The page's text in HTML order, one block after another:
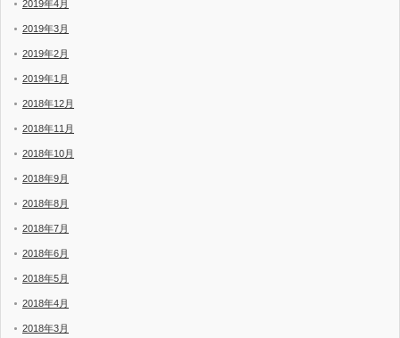
2019年4月
2019年3月
2019年2月
2019年1月
2018年12月
2018年11月
2018年10月
2018年9月
2018年8月
2018年7月
2018年6月
2018年5月
2018年4月
2018年3月